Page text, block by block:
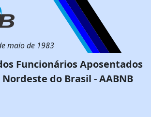
maio de 1983
Funcionários Aposentados
do Brasil - AABNB